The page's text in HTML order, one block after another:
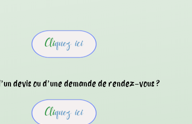
devis ou d’une demande de rendez-vous ?